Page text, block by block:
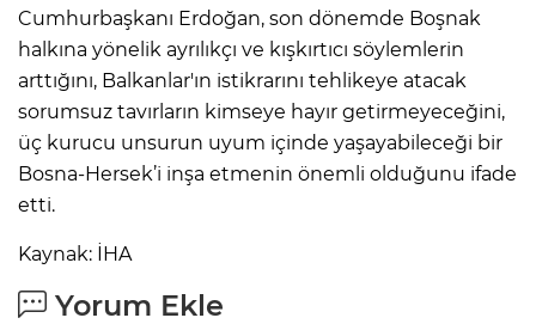
Cumhurbaşkanı Erdoğan, son dönemde Boşnak
halkına yönelik ayrılıkçı ve kışkırtıcı söylemlerin
arttığını, Balkanlar'ın istikrarını tehlikeye atacak
sorumsuz tavırların kimseye hayır getirmeyeceğini,
üç kurucu unsurun uyum içinde yaşayabileceği bir
Bosna-Hersek’i inşa etmenin önemli olduğunu ifade
etti.
Kaynak: İHA
Yorum Ekle